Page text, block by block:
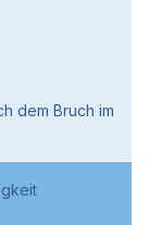
dem Bruch im